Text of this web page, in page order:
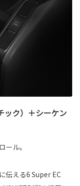
ック）＋シーケン
ール。
伝える6 Super EC